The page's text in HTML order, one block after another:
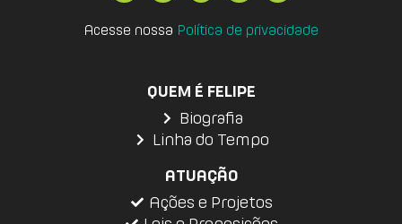
Acesse nossa Política de privacidade
QUEM É FELIPE
Biografia
Linha do Tempo
ATUAÇÃO
Ações e Projetos